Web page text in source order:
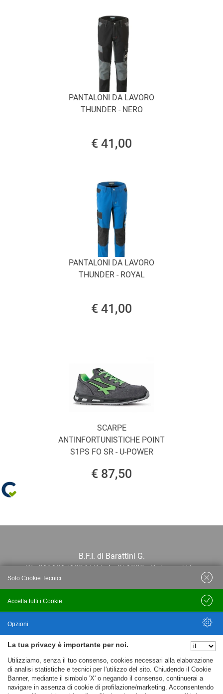
PANTALONI DA LAVORO
THUNDER - NERO
€ 41,00
PANTALONI DA LAVORO
THUNDER - ROYAL
€ 41,00
SCARPE
ANTINFORTUNISTICHE POINT
S1PS FO SR - U-POWER
€ 87,50
B.F.I. di Barattini G.
P.I.: 01613171204 | R.E.A.: 351290 - Bologna | Via
Po 13E, 40139, Bologna | Telefono: 051
444638 | Email: bfi@bfi.bo.it
Privacy policy
Cookie policy
La tua privacy è importante per noi.
Utilizziamo, senza il tuo consenso, cookies necessari alla elaborazione
di analisi statistiche e tecnici per l'utilizzo del sito. Chiudendo il Cookie
Banner, mediante il simbolo 'X' o negando il consenso, continuerai a
navigare in assenza di cookie di profilazione/marketing. Acconsentendo
Accetta tutti i Cookie
Solo Cookie Tecnici
Salva
Opzioni
Nascondi Opzioni